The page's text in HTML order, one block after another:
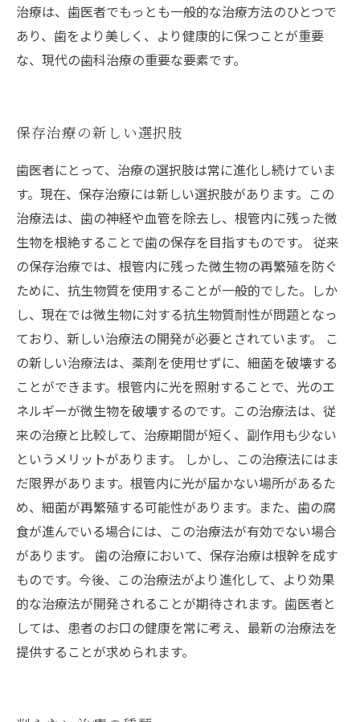
治療は、歯医者でもっとも一般的な治療方法のひとつで
あり、歯をより美しく、より健康的に保つことが重要
な、現代の歯科治療の重要な要素です。
保存治療の新しい選択肢
歯医者にとって、治療の選択肢は常に進化し続けていま
す。現在、保存治療には新しい選択肢があります。この
治療法は、歯の神経や血管を除去し、根管内に残った微
生物を根絶することで歯の保存を目指すものです。 従来
の保存治療では、根管内に残った微生物の再繁殖を防ぐ
ために、抗生物質を使用することが一般的でした。しか
し、現在では微生物に対する抗生物質耐性が問題となっ
ており、新しい治療法の開発が必要とされています。 こ
の新しい治療法は、薬剤を使用せずに、細菌を破壊する
ことができます。根管内に光を照射することで、光のエ
ネルギーが微生物を破壊するのです。この治療法は、従
来の治療と比較して、治療期間が短く、副作用も少ない
というメリットがあります。 しかし、この治療法にはま
だ限界があります。根管内に光が届かない場所があるた
め、細菌が再繁殖する可能性があります。また、歯の腐
食が進んでいる場合には、この治療法が有効でない場合
があります。 歯の治療において、保存治療は根幹を成す
ものです。今後、この治療法がより進化して、より効果
的な治療法が開発されることが期待されます。歯医者と
しては、患者のお口の健康を常に考え、最新の治療法を
提供することが求められます。